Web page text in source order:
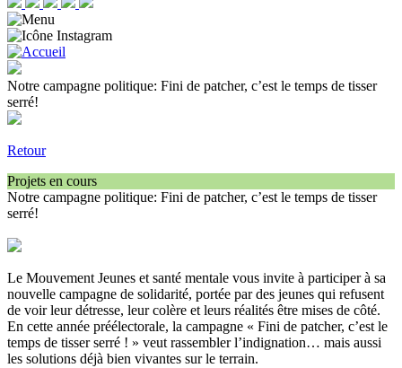
Notre campagne politique: Fini de patcher, c’est le temps de tisser
serré!
Retour
Projets en cours
Notre campagne politique: Fini de patcher, c’est le temps de tisser
serré!
Le Mouvement Jeunes et santé mentale vous invite à participer à sa
nouvelle campagne de solidarité, portée par des jeunes qui refusent
de voir leur détresse, leur colère et leurs réalités être mises de côté.
En cette année préélectorale, la campagne « Fini de patcher, c’est le
temps de tisser serré ! » veut rassembler l’indignation… mais aussi
les solutions déjà bien vivantes sur le terrain.